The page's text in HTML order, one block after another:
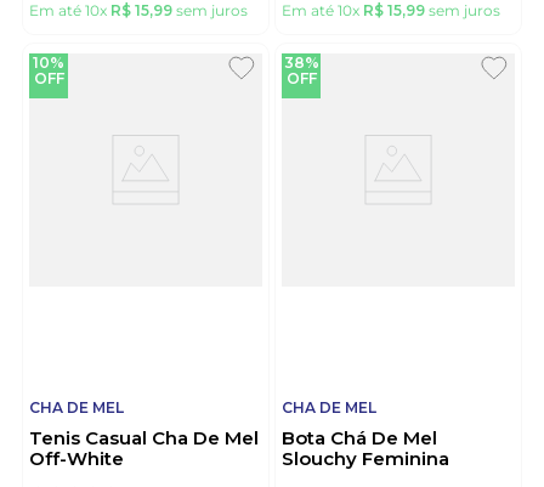
Em até 10x R$ 15,99 sem juros Em até 10x R$ 15,99 sem juros
10%
OFF
CHA DE MEL
Tenis Casual Cha De Mel
Off-White
38%
OFF
CHA DE MEL
Bota Chá De Mel
Slouchy Feminina